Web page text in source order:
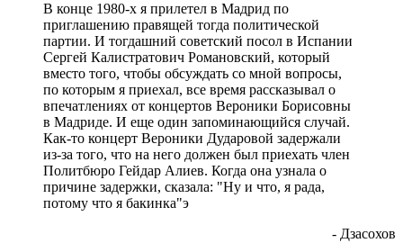
В конце 1980-х я прилетел в Мадрид по
приглашению правящей тогда политической
партии. И тогдашний советский посол в Испании
Сергей Калистратович Романовский, который
вместо того, чтобы обсуждать со мной вопросы,
по которым я приехал, все время рассказывал о
впечатлениях от концертов Вероники Борисовны
в Мадриде. И еще один запоминающийся случай.
Как-то концерт Вероники Дударовой задержали
из-за того, что на него должен был приехать член
Политбюро Гейдар Алиев. Когда она узнала о
причине задержки, сказала: "Ну и что, я рада,
потому что я бакинка"э
- Дзасохов